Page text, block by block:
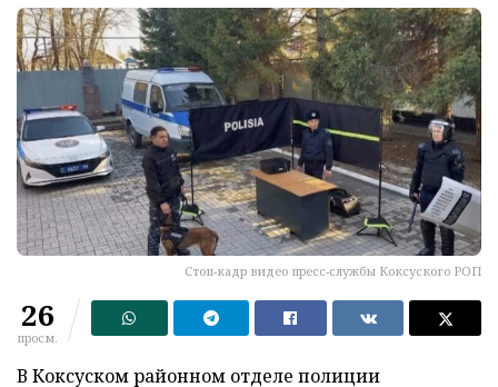
Стоп-кадр видео пресс-службы Коксуского РОП
26
просм.
В Коксуском районном отделе полиции